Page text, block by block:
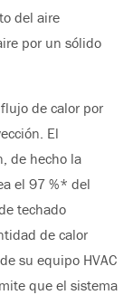
del aire
por un sólido
de calor por
El
de hecho la
el 97 %* del
techado
de calor
su equipo HVAC
que el sistema